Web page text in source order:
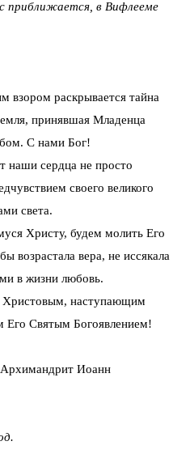
приближается, в Вифлееме
взором раскрывается тайна
принявшая Младенца
С нами Бог!
наши сердца не просто
своего великого
света.
Христу, будем молить Его
возрастала вера, не иссякала
в жизни любовь.
Христовым, наступающим
Святым Богоявлением!
Архимандрит Иоанн